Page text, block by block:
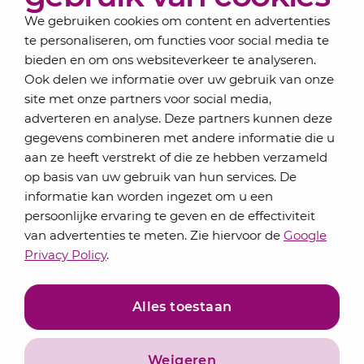
We gebruiken cookies om content en advertenties
te personaliseren, om functies voor social media te
bieden en om ons websiteverkeer te analyseren.
Ook delen we informatie over uw gebruik van onze
site met onze partners voor social media,
adverteren en analyse. Deze partners kunnen deze
gegevens combineren met andere informatie die u
aan ze heeft verstrekt of die ze hebben verzameld
op basis van uw gebruik van hun services. De
informatie kan worden ingezet om u een
persoonlijke ervaring te geven en de effectiviteit
van advertenties te meten. Zie hiervoor de Google
Privacy Policy.
Alles toestaan
Weigeren
Schrijf je in voor onze nieuwsbrief
Elke maand bundelen de adviseurs van Lansigt in
de eSigt het nieuws.
Jouw emailadres
Inschrijven